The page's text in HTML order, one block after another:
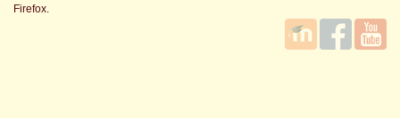
Firefox.